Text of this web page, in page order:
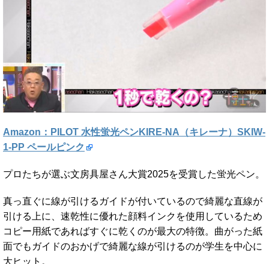
Amazon：PILOT 水性蛍光ペンKIRE-NA（キレーナ）SKIW-
1-PP ペールピンク
プロたちが選ぶ文房具屋さん大賞2025を受賞した蛍光ペン。
真っ直ぐに線が引けるガイドが付いているので綺麗な直線が
引ける上に、速乾性に優れた顔料インクを使用しているため
コピー用紙であればすぐに乾くのが最大の特徴。曲がった紙
面でもガイドのおかげで綺麗な線が引けるのが学生を中心に
大ヒット。